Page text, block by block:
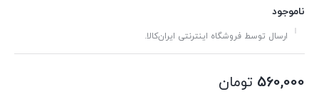
ناموجود
ارسال توسط فروشگاه اینترنتی ایران‌کالا.
560,000 تومان